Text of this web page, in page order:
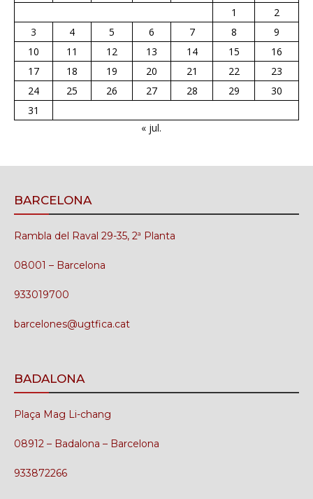
1
2
3
4 5 6 7 8
9
10
11 12 13 14 15
16
17
18 19 20 21 22
23
24
25 26 27 28 29
30
31
« jul.
BARCELONA
Rambla del Raval 29-35, 2ª Planta
08001 – Barcelona
933019700
barcelones@ugtfica.cat
BADALONA
Plaça Mag Li-chang
08912 – Badalona – Barcelona
933872266